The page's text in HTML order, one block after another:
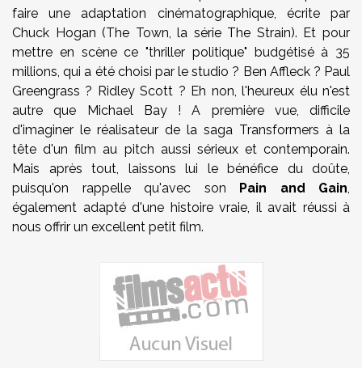
faire une adaptation cinématographique, écrite par
Chuck Hogan (The Town, la série The Strain). Et pour
mettre en scène ce "thriller politique" budgétisé à 35
millions, qui a été choisi par le studio ? Ben Affleck ? Paul
Greengrass ? Ridley Scott ? Eh non, l'heureux élu n'est
autre que Michael Bay ! A première vue, difficile
d'imaginer le réalisateur de la saga Transformers à la
tête d'un film au pitch aussi sérieux et contemporain.
Mais après tout, laissons lui le bénéfice du doûte,
puisqu'on rappelle qu'avec son Pain and Gain,
également adapté d'une histoire vraie, il avait réussi à
nous offrir un excellent petit film.